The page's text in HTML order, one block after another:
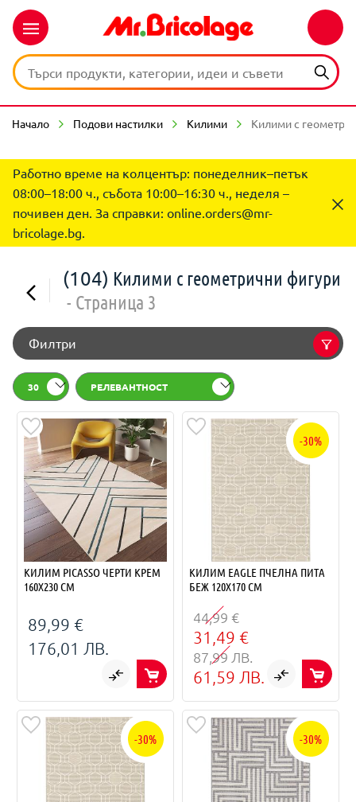
Начало Подови настилки Килими Килими с
Работно време на колцентър: понеделник–петък
08:00–18:00 ч., събота 10:00–16:30 ч., неделя –
почивен ден. За справки: online.orders@mr-
bricolage.bg.
(104) Килими с геометрични фигури
- Страница 3
Филтри
30 РЕЛЕВАНТНОСТ
КИЛИМ PICASSO ЧЕРТИ КРЕМ
160Х230 СМ
89,99 €
176,01 ЛВ.
-30%
КИЛИМ EAGLE ПЧЕЛНА ПИТА
БЕЖ 120Х170 СМ
44,99 €
31,49 €
87,99 ЛВ.
61,59 ЛВ.
-30% -30%